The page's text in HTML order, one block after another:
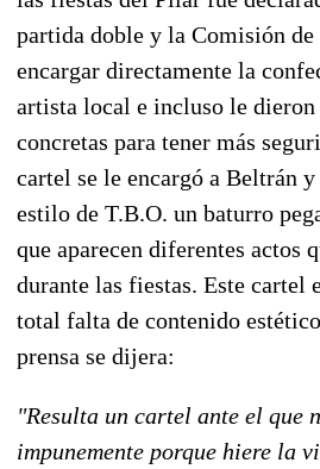
partida doble y la Comisión
encargar directamente la
artista local e incluso le
concretas para tener más
cartel se le encargó a Beltrán y
estilo de T.B.O. un baturro
que aparecen diferentes actos
durante las fiestas. Este cartel
total falta de contenido
prensa se dijera:
"Resulta un cartel ante el que
impunemente porque hiere la